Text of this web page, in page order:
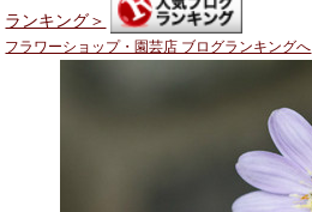
ランキング＞
フラワーショップ・園芸店 ブログランキングへ